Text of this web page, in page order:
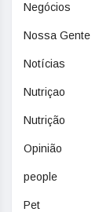
Negócios
Nossa Gente
Notícias
Nutriçao
Nutrição
Opinião
people
Pet